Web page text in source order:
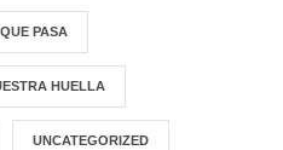
PASA
HUELLA
UNCATEGORIZED